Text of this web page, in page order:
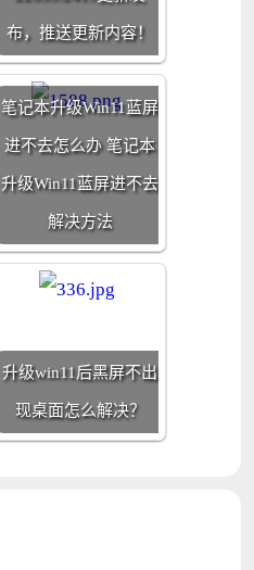
布，推送更新内容！
笔记本升级Win11蓝屏
进不去怎么办 笔记本
升级Win11蓝屏进不去
解决方法
升级win11后黑屏不出
现桌面怎么解决？